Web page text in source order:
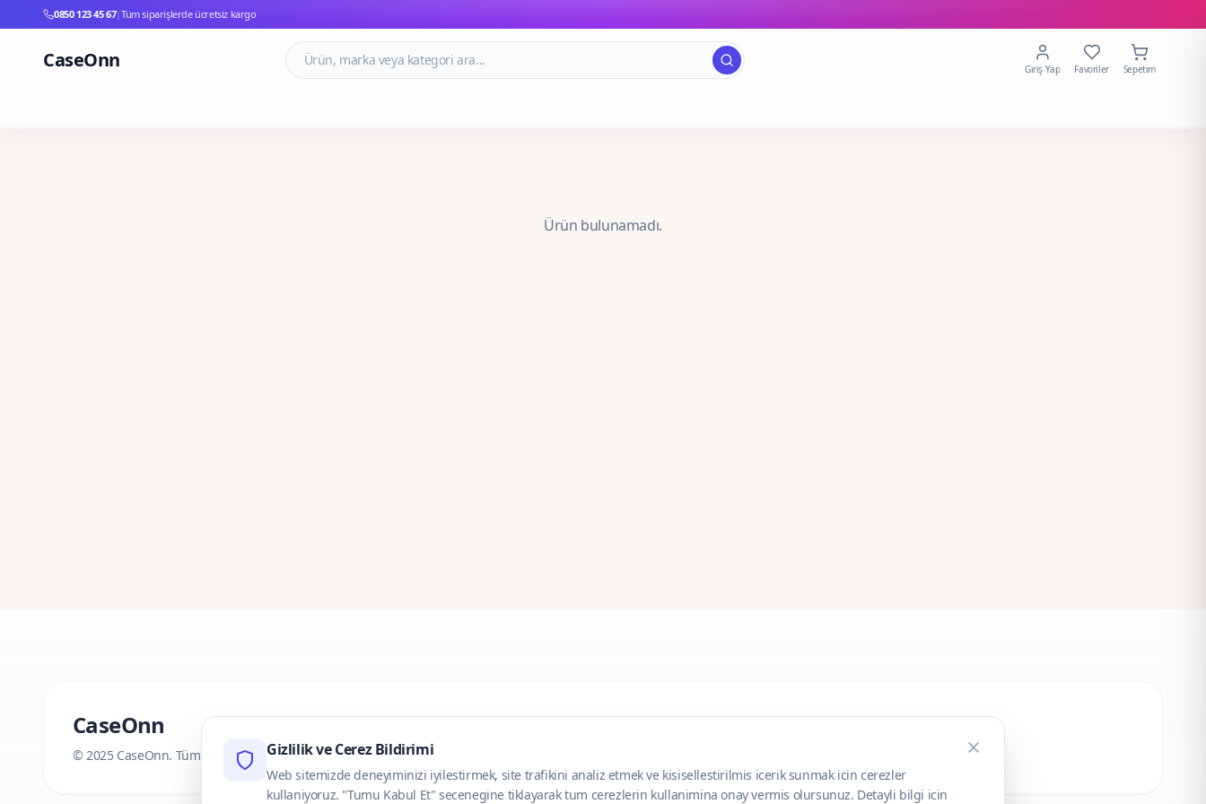
0850 123 45 67|Tüm siparişlerde ücretsiz kargo
CaseOnn Giriş Yap Favoriler Sepetim
Ürün bulunamadı.
CaseOnn
© 2025 CaseOnn. Tüm hakları saklıdır.Gizlilik ve Cerez Bildirimi
Web sitemizde deneyiminizi iyilestirmek, site trafikini analiz etmek ve kisisellestirilmis icerik sunmak icin cerezler
kullaniyoruz. "Tumu Kabul Et" secenegine tiklayarak tum cerezlerin kullanimina onay vermis olursunuz. Detayli bilgi icin